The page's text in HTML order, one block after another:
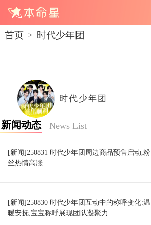
首页 > 时代少年团
时代少年团
新闻动态 News List
[新闻]250831 时代少年团周边商品预售启动,粉
丝热情高涨
[新闻]250830 时代少年团互动中的称呼变化:温
暖安抚,宝宝称呼展现团队凝聚力